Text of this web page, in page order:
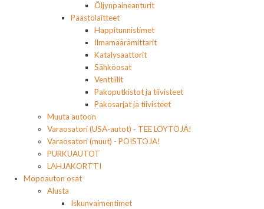
Öljynpaineanturit
Päästölaitteet
Happitunnistimet
Ilmamäärämittarit
Katalysaattorit
Sähköosat
Venttiilit
Pakoputkistot ja tiivisteet
Pakosarjat ja tiivisteet
Muuta autoon
Varaosatori (USA-autot) - TEE LÖYTÖJÄ!
Varaosatori (muut) - POISTOJA!
PURKUAUTOT
LAHJAKORTTI
Mopoauton osat
Alusta
Iskunvaimentimet